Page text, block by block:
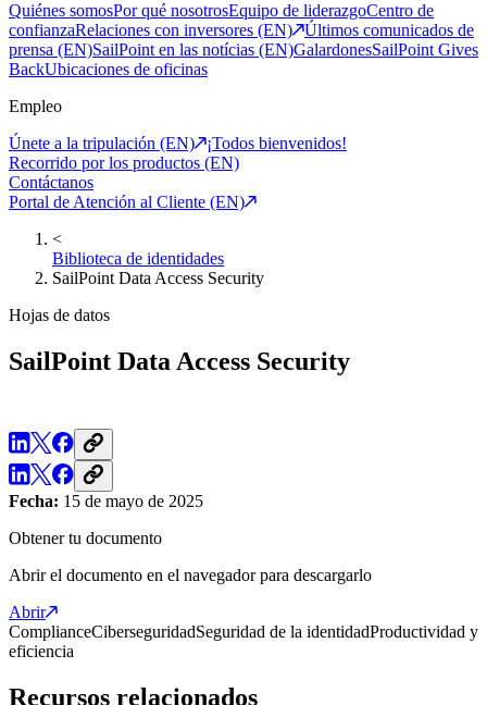
Quiénes somosPor qué nosotrosEquipo de liderazgoCentro de
confianzaRelaciones con inversores (EN)
Últimos comunicados de
prensa (EN)SailPoint en las notícias (EN)GalardonesSailPoint Gives
BackUbicaciones de oficinas
Empleo
Únete a la tripulación (EN)
¡Todos bienvenidos!
Recorrido por los productos (EN)
Contáctanos
Portal de Atención al Cliente (EN)
<
Biblioteca de identidades
SailPoint Data Access Security
Hojas de datos
SailPoint Data Access Security
Fecha: 15 de mayo de 2025
Obtener tu documento
Abrir el documento en el navegador para descargarlo
Abrir
ComplianceCiberseguridadSeguridad de la identidadProductividad y
eficiencia
Recursos relacionados